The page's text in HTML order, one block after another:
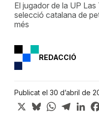
El jugador de la UP
selecció catalana de
més
REDACCIÓ
Publicat el 30 d’abril de
X BlueskyWhatsApp